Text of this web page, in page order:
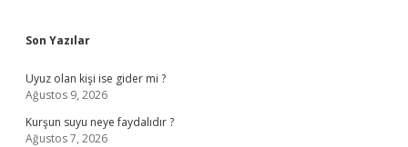
Sidebar
Son Yazılar
Uyuz olan kişi ise gider mi ?
Ağustos 9, 2026
Kurşun suyu neye faydalıdır ?
Ağustos 7, 2026